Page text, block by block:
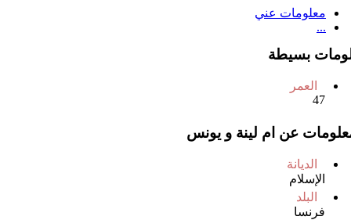
معلومات عني
...
بسيطة
العمر
47
عن ام لينة و يونس
الديانة
الإسلام
البلد
فرنسا